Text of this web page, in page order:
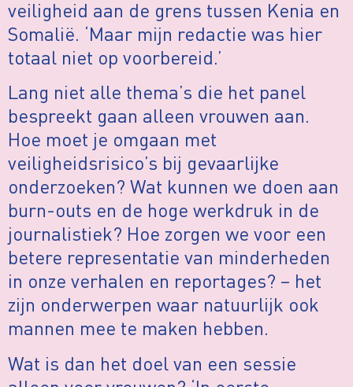
veiligheid aan de grens tussen Kenia en
Somalië. ‘Maar mijn redactie was hier
totaal niet op voorbereid.’
Lang niet alle thema’s die het panel
bespreekt gaan alleen vrouwen aan.
Hoe moet je omgaan met
veiligheidsrisico’s bij gevaarlijke
onderzoeken? Wat kunnen we doen aan
burn-outs en de hoge werkdruk in de
journalistiek? Hoe zorgen we voor een
betere representatie van minderheden
in onze verhalen en reportages? – het
zijn onderwerpen waar natuurlijk ook
mannen mee te maken hebben.
Wat is dan het doel van een sessie